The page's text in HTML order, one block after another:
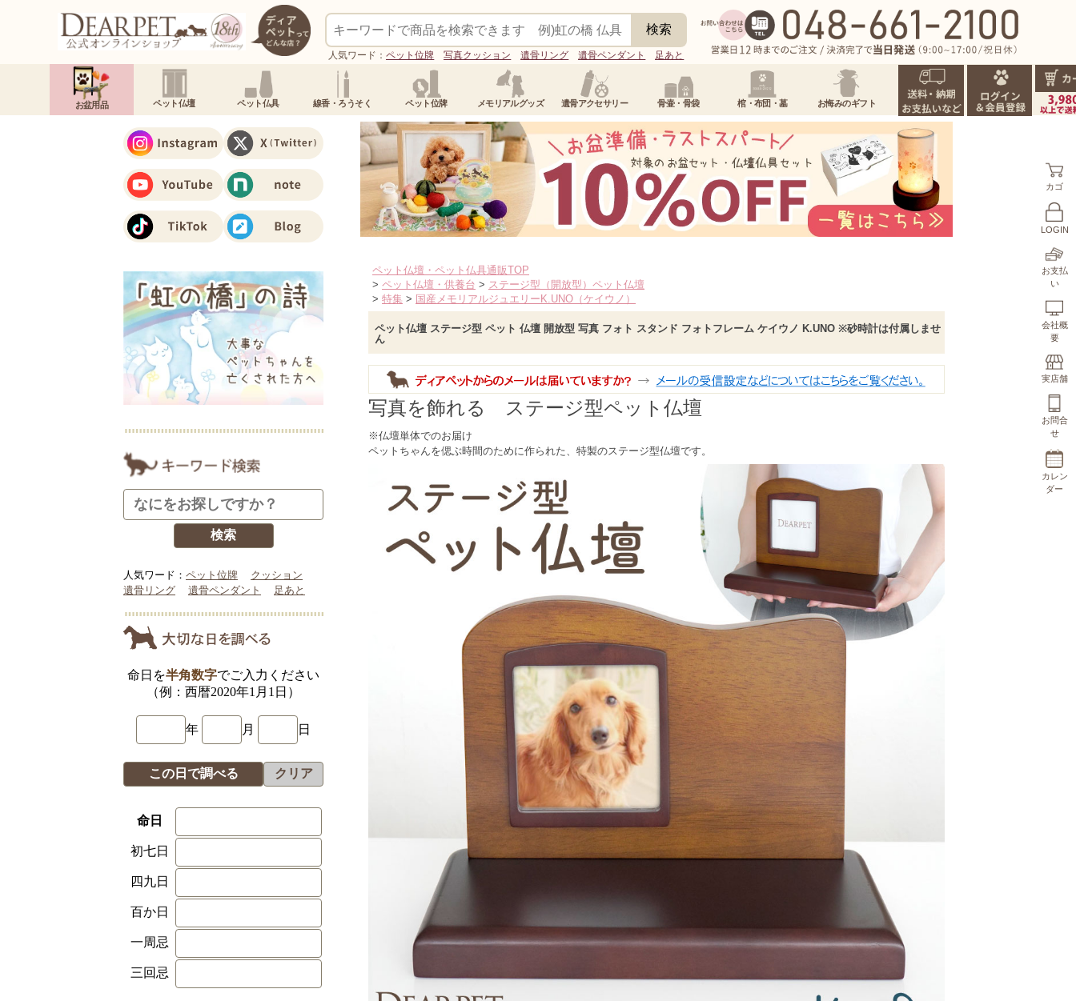
人気ワード：ペット位牌 写真クッション 遺骨リング 遺骨ペンダント 足あと
お盆用品 ペット仏壇 ペット仏具 線香・ろうそく ペット位牌 メモリアルグッズ 遺骨アクセサリー 骨壷・骨袋 棺・布団・墓 お悔みのギフト
カゴ
LOGIN
お支払
い
会社概
要
実店舗
お問合
せ
カレン
ダー
ペット仏壇・ペット仏具通販TOP
> ペット仏壇・供養台 > ステージ型（開放型）ペット仏壇
> 特集 > 国産メモリアルジュエリーK.UNO（ケイウノ）
ペット仏壇 ステージ型 ペット 仏壇 開放型 写真 フォト スタンド フォトフレーム ケイウノ K.UNO ※砂時計は付属しませ
ん
写真を飾れる ステージ型ペット仏壇
※仏壇単体でのお届け
ペットちゃんを偲ぶ時間のために作られた、特製のステージ型仏壇です。